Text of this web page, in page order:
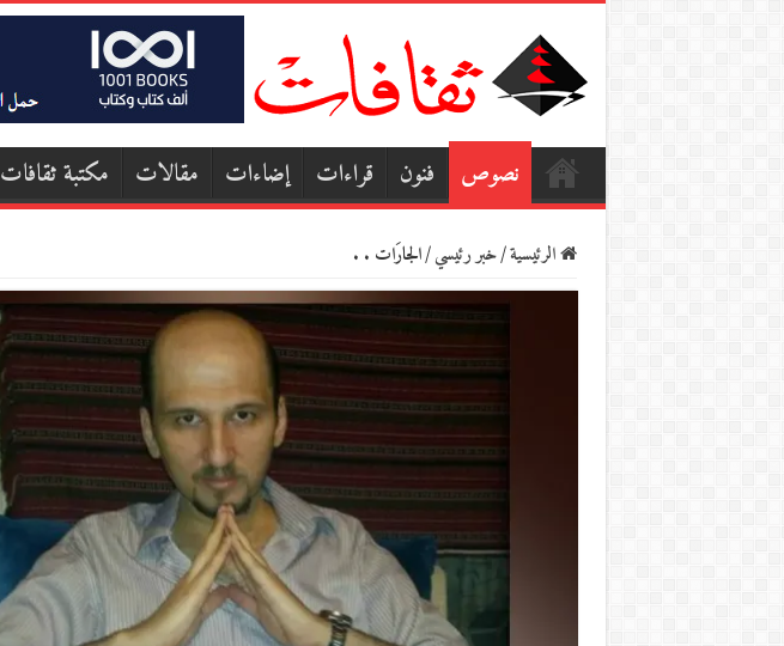
نصوص فنون قراءات إضاءات مقالات مكتبة ثقافات
الرئيسية/خبر رئيسي/الجارَات . .